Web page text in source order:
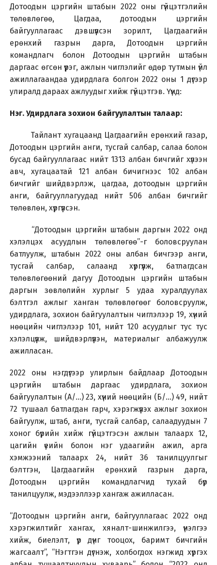
Дотоодын цэргийн штабын 2022 оны гүйцэтгэлийн
төлөвлөгөө, Цагдаа, дотоодын цэргийн
байгууллагаас дэвшүүлсэн зорилт, Цагдаагийн
ерөнхий газрын дарга, Дотоодын цэргийн
командлагч болон Дотоодын цэргийн штабын
даргаас өгсөн үүрэг, ажлын чиглэлийг өдөр тутмын үйл
ажиллагаандаа удирдлага болгон 2022 оны 1 дүгээр
улиралд дараах ажлуудыг хийж гүйцэтгэв. Үүнд:
Нэг. Удирдлага зохион байгуулалтын талаар:
Тайлант хугацаанд Цагдаагийн ерөнхий газар,
Дотоодын цэргийн анги, тусгай салбар, салаа болон
бусад байгууллагаас нийт 1313 албан бичгийг хүлээн
авч, хугацаатай 121 албан бичигнээс 102 албан
бичгийг шийдвэрлэж, цагдаа, дотоодын цэргийн
анги, байгууллагуудад нийт 506 албан бичгийг
төлөвлөн, хүргүүлсэн.
“Дотоодын цэргийн штабын даргын 2022 онд
хэлэлцэх асуудлын төлөвлөгөө”-г боловсруулан
батлуулж, штабын 2022 оны албан бичгээр анги,
тусгай салбар, салаанд хүргүүлж, батлагдсан
төлөвлөгөөний дагуу Дотоодын цэргийн штабын
даргын зөвлөлийн хурлыг 5 удаа хуралдуулах
бэлтгэл ажлыг ханган төлөвлөгөөг боловсруулж,
удирдлага, зохион байгуулалтын чиглэлээр 19, хүний
нөөцийн чиглэлээр 101, нийт 120 асуудлыг тус тус
хэлэлцүүлж, шийдвэрлүүлэн, материалыг албажуулж
ажилласан.
2022 оны нэгдүгээр улирлын байдлаар Дотоодын
цэргийн штабын даргаас удирдлага, зохион
байгуулалтын (А/...) 23, хүний нөөцийн (Б/...) 49, нийт
72 тушаал батлагдан гарч, хэрэгжүүлэх ажлыг зохион
байгуулж, штаб, анги, тусгай салбар, салаадуудын 7
хоног бүрийн хийж гүйцэтгэсэн ажлын талаарх 12,
цагийн үеийн болон нэг удаагийн ажил, арга
хэмжээний талаарх 24, нийт 36 танилцуулгыг
бэлтгэн, Цагдаагийн ерөнхий газрын дарга,
Дотоодын цэргийн командлагчид тухай бүр
танилцуулж, мэдээллээр хангаж ажилласан.
“Дотоодын цэргийн анги, байгууллагаас 2022 онд
хэрэгжилтийг хангах, хяналт-шинжилгээ, үнэлгээ
хийж, биелэлт, үр дүнг тооцох, баримт бичгийн
жагсаалт”, “Нэгтгэн дүгнэж, холбогдох нэгжид хүргэх